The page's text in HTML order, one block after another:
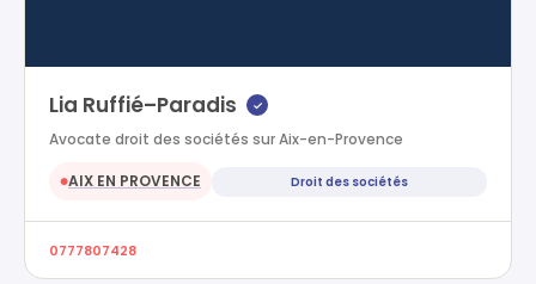
Lia Ruffié–Paradis ✓
Avocate droit des sociétés sur Aix-en-Provence
●AIX EN PROVENCE Droit des sociétés
0777807428